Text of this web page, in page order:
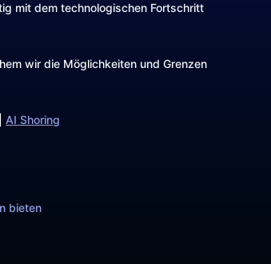
mit dem technologischen Fortschritt
wir die Möglichkeiten und Grenzen
|AI Shoring
bieten